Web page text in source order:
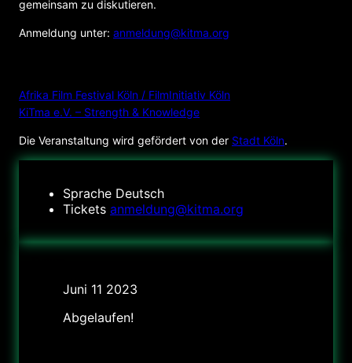
gemeinsam zu diskutieren.
Anmeldung unter: anmeldung@kitma.org
Afrika Film Festival Köln / FilmInitiativ Köln
KiTma e.V. – Strength & Knowledge
Die Veranstaltung wird gefördert von der Stadt Köln.
Sprache Deutsch
Tickets anmeldung@kitma.org
Juni 11 2023
Abgelaufen!